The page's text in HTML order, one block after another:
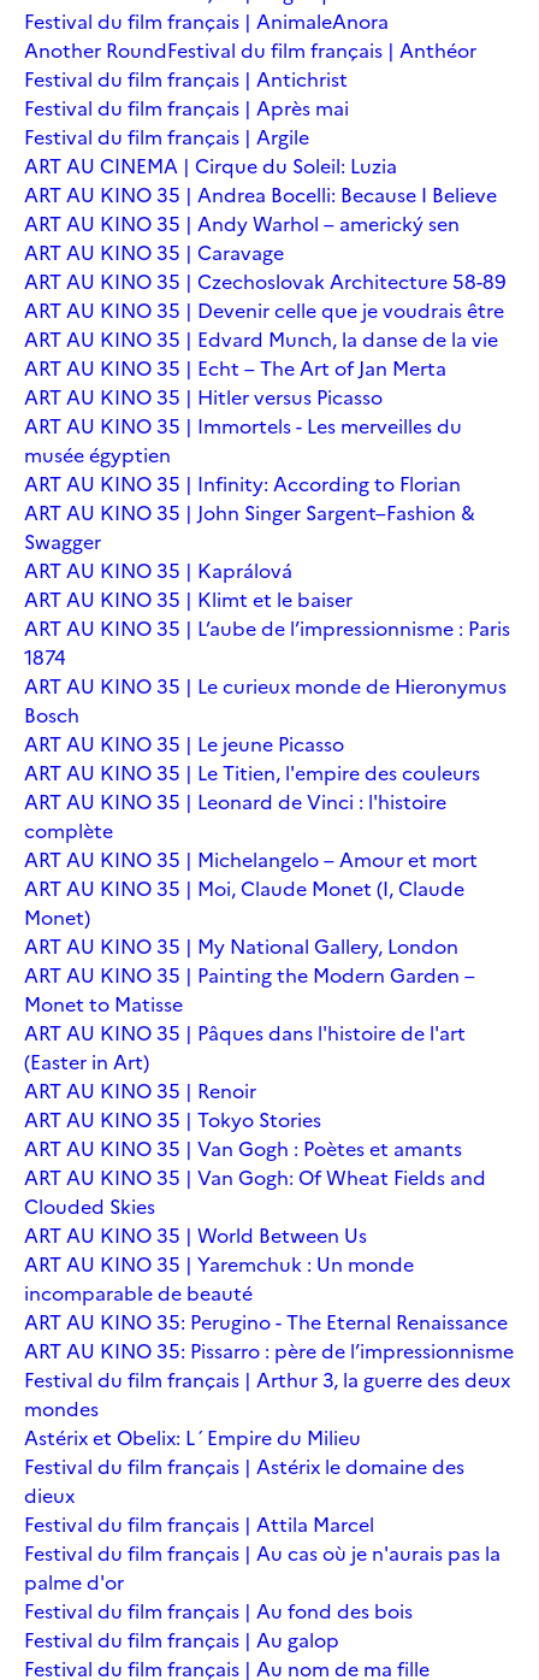
Festival du film français | AnimaleAnora
Another RoundFestival du film français | Anthéor
Festival du film français | Antichrist
Festival du film français | Après mai
Festival du film français | Argile
ART AU CINEMA | Cirque du Soleil: Luzia
ART AU KINO 35 | Andrea Bocelli: Because I Believe
ART AU KINO 35 | Andy Warhol – americký sen
ART AU KINO 35 | Caravage
ART AU KINO 35 | Czechoslovak Architecture 58-89
ART AU KINO 35 | Devenir celle que je voudrais être
ART AU KINO 35 | Edvard Munch, la danse de la vie
ART AU KINO 35 | Echt – The Art of Jan Merta
ART AU KINO 35 | Hitler versus Picasso
ART AU KINO 35 | Immortels - Les merveilles du
musée égyptien
ART AU KINO 35 | Infinity: According to Florian
ART AU KINO 35 | John Singer Sargent–Fashion &
Swagger
ART AU KINO 35 | Kaprálová
ART AU KINO 35 | Klimt et le baiser
ART AU KINO 35 | L’aube de l’impressionnisme : Paris
1874
ART AU KINO 35 | Le curieux monde de Hieronymus
Bosch
ART AU KINO 35 | Le jeune Picasso
ART AU KINO 35 | Le Titien, l'empire des couleurs
ART AU KINO 35 | Leonard de Vinci : l'histoire
complète
ART AU KINO 35 | Michelangelo – Amour et mort
ART AU KINO 35 | Moi, Claude Monet (I, Claude
Monet)
ART AU KINO 35 | My National Gallery, London
ART AU KINO 35 | Painting the Modern Garden –
Monet to Matisse
ART AU KINO 35 | Pâques dans l'histoire de l'art
(Easter in Art)
ART AU KINO 35 | Renoir
ART AU KINO 35 | Tokyo Stories
ART AU KINO 35 | Van Gogh : Poètes et amants
ART AU KINO 35 | Van Gogh: Of Wheat Fields and
Clouded Skies
ART AU KINO 35 | World Between Us
ART AU KINO 35 | Yaremchuk : Un monde
incomparable de beauté
ART AU KINO 35: Perugino - The Eternal Renaissance
ART AU KINO 35: Pissarro : père de l’impressionnisme
Festival du film français | Arthur 3, la guerre des deux
mondes
Astérix et Obelix: L´Empire du Milieu
Festival du film français | Astérix le domaine des
dieux
Festival du film français | Attila Marcel
Festival du film français | Au cas où je n'aurais pas la
palme d'or
Festival du film français | Au fond des bois
Festival du film français | Au galop
Festival du film français | Au nom de ma fille